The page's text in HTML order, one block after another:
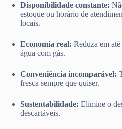
Disponibilidade constante:
estoque ou horário de
locais.
Economia real: Reduza em
água com gás.
Conveniência incomparável:
fresca sempre que quiser.
Sustentabilidade: Elimine o
descartáveis.